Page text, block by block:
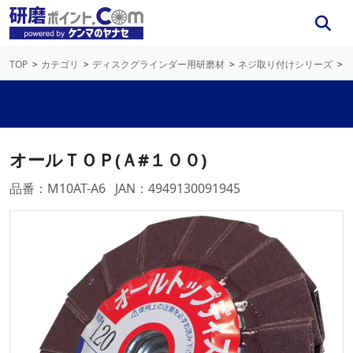
TOP カテゴリ ディスクグラインダー用研磨材 ネジ取り付けシリーズ
オールＴＯＰ(Ａ#１００)
品番：M10AT-A6 JAN：4949130091945